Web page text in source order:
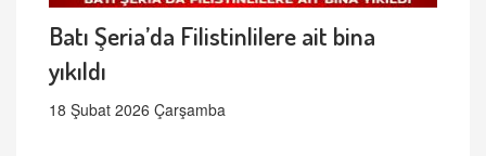
Batı Şeria’da Filistinlilere ait bina
yıkıldı
18 Şubat 2026 Çarşamba